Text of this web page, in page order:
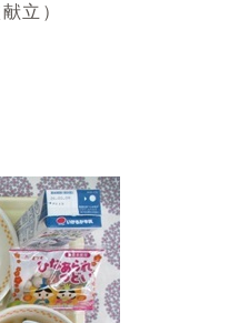
立）